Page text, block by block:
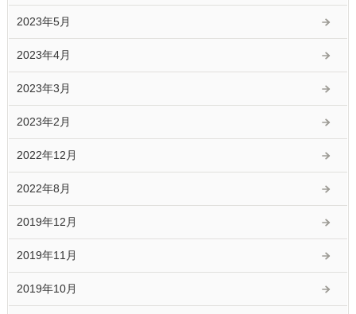
2023年5月
2023年4月
2023年3月
2023年2月
2022年12月
2022年8月
2019年12月
2019年11月
2019年10月